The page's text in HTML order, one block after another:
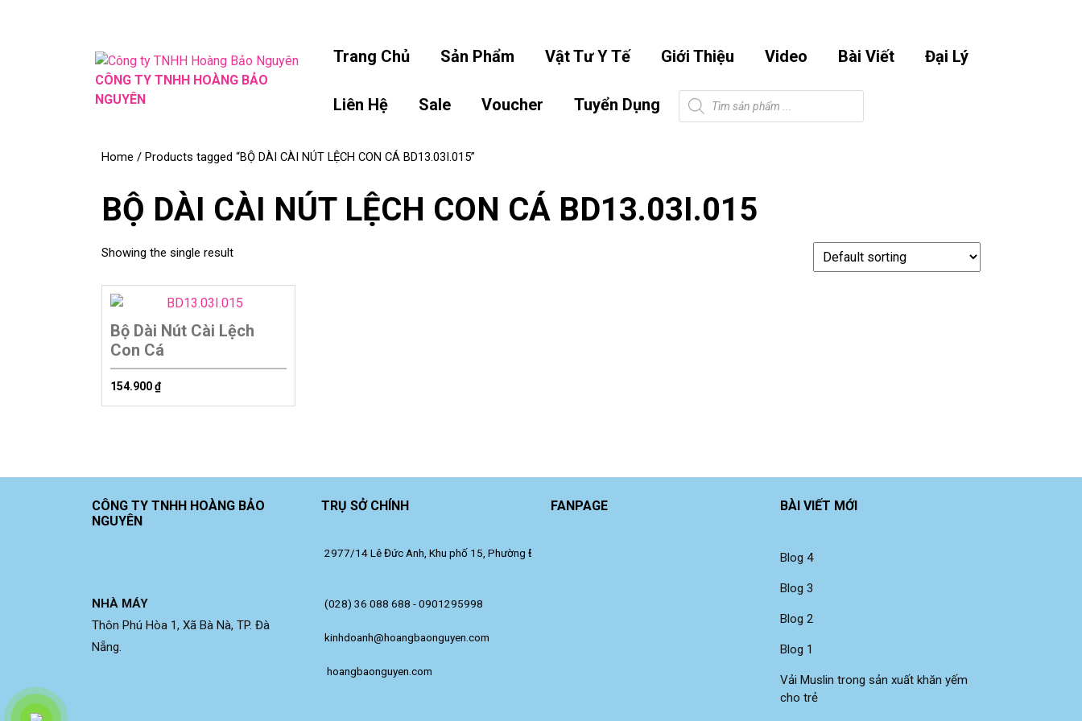
CÔNG TY TNHH HOÀNG BẢO
NGUYÊN
Trang Chủ Sản Phẩm Vật Tư Y Tế Giới Thiệu Video Bài Viết Đại Lý
Liên Hệ Sale Voucher Tuyển Dụng
Tìm
kiếm
Home / Products tagged “BỘ DÀI CÀI NÚT LỆCH CON CÁ BD13.03I.015”
BỘ DÀI CÀI NÚT LỆCH CON CÁ BD13.03I.015
Showing the single result
Bộ Dài Nút Cài Lệch
Con Cá
154.900₫
CÔNG TY TNHH HOÀNG BẢO
NGUYÊN
NHÀ MÁY
Thôn Phú Hòa 1, Xã Bà Nà, TP. Đà
Nẵng.
TRỤ SỞ CHÍNH
2977/14 Lê Đức Anh, Khu phố 15, Phường Đông Hưng Thuận, TP. Hồ Chí Minh.
(028) 36 088 688 - 0901295998
kinhdoanh@hoangbaonguyen.com
hoangbaonguyen.com
FANPAGE BÀI VIẾT MỚI
Blog 4
Blog 3
Blog 2
Blog 1
Vải Muslin trong sản xuất khăn yếm
cho trẻ